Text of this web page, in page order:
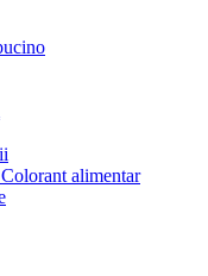
alimentar